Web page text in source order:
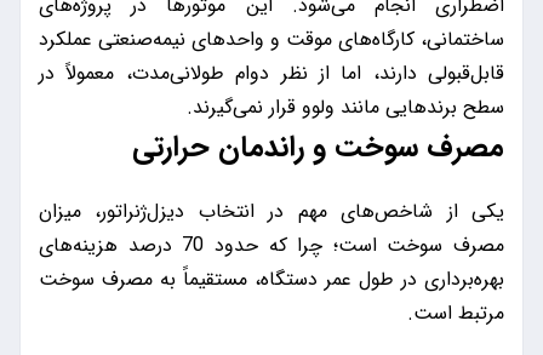
ساختمانی، کارگاه‌های موقت و واحدهای نیمه‌صنعتی عملکرد
قابل‌قبولی دارند، اما از نظر دوام طولانی‌مدت، معمولاً در
سطح برندهایی مانند ولوو قرار نمی‌گیرند.
مصرف سوخت و راندمان حرارتی
یکی از شاخص‌های مهم در انتخاب دیزل‌ژنراتور، میزان
مصرف سوخت است؛ چرا که حدود 70 درصد هزینه‌های
بهره‌برداری در طول عمر دستگاه، مستقیماً به مصرف سوخت
مرتبط است.